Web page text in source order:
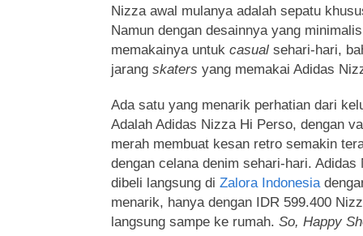
Nizza awal mulanya adalah sepatu
Namun dengan desainnyayang
memakainya untuk casual sehari-hari,
jarang skaters yang memakai Adidas
Ada satu yang menarik perhatian dari
Adalah Adidas Nizza Hi Perso, dengan
merah membuat kesan retro semakin
dengan celana denim sehari-hari.
dibeli langsung di Zalora Indonesia
menarik, hanya dengan IDR 599.400
langsung sampe ke rumah. So, Happy